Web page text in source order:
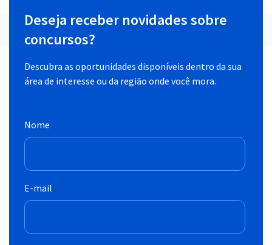
Deseja receber novidades sobre
concursos?
Descubra as oportunidades disponíveis dentro da sua
área de interesse ou da região onde você mora.
Nome
E-mail